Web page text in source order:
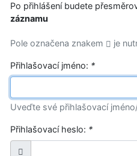
Po přihlášení budete
záznamu
Pole označena znakem je
Přihlašovací jméno: *
Uveďte své přihlašovací
Přihlašovací heslo: *